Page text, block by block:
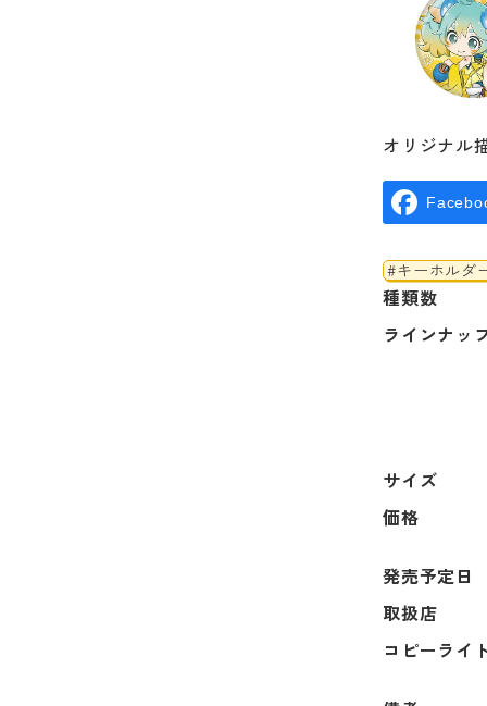
オリジナル
#キーホルダ
種類数
ラインナッ
サイズ
価格
発売予定日
取扱店
コピーライ